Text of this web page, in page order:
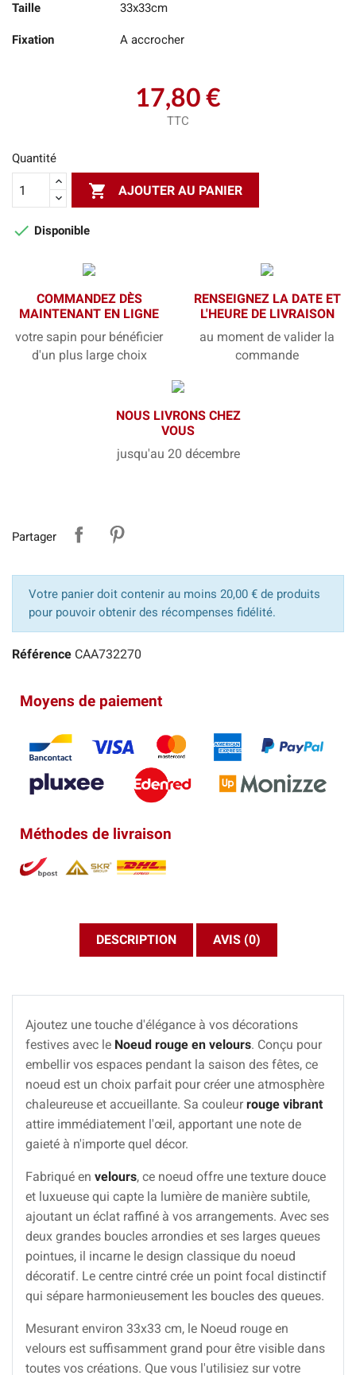
Taille 33x33cm
Fixation A accrocher
17,80 €
TTC
Quantité
 AJOUTER AU PANIER
 Disponible
COMMANDEZ DÈS
MAINTENANT EN LIGNE
votre sapin pour bénéficier
d'un plus large choix
RENSEIGNEZ LA DATE ET
L'HEURE DE LIVRAISON
au moment de valider la
commande
NOUS LIVRONS CHEZ
VOUS
jusqu'au 20 décembre
Partager
Votre panier doit contenir au moins 20,00 € de produits
pour pouvoir obtenir des récompenses fidélité.
Référence CAA732270
Moyens de paiement
Méthodes de livraison
DESCRIPTION AVIS (0)
Ajoutez une touche d'élégance à vos décorations
festives avec le Noeud rouge en velours. Conçu pour
embellir vos espaces pendant la saison des fêtes, ce
noeud est un choix parfait pour créer une atmosphère
chaleureuse et accueillante. Sa couleurrouge vibrant
attire immédiatement l'œil, apportant une note de
gaieté à n'importe quel décor.
Fabriqué en velours, ce noeud offre une texture douce
et luxueuse qui capte la lumière de manière subtile,
ajoutant un éclat raffiné à vos arrangements. Avec ses
deux grandes boucles arrondies et ses larges queues
pointues, il incarne le design classique du noeud
décoratif. Le centre cintré crée un point focal distinctif
qui sépare harmonieusement les boucles des queues.
Mesurant environ 33x33 cm, le Noeud rouge en
velours est suffisamment grand pour être visible dans
toutes vos créations. Que vous l'utilisiez sur votre